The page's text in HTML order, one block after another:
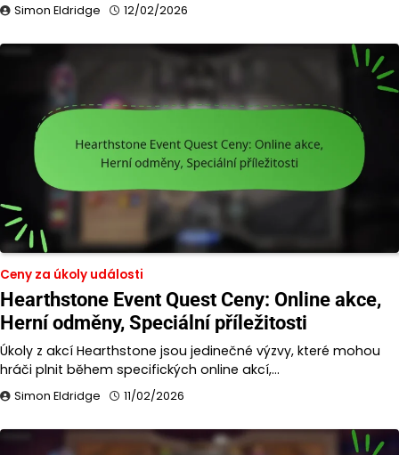
Simon Eldridge 12/02/2026
Ceny za úkoly události
Hearthstone Event Quest Ceny: Online akce,
Herní odměny, Speciální příležitosti
Úkoly z akcí Hearthstone jsou jedinečné výzvy, které mohou
hráči plnit během specifických online akcí,…
Simon Eldridge 11/02/2026